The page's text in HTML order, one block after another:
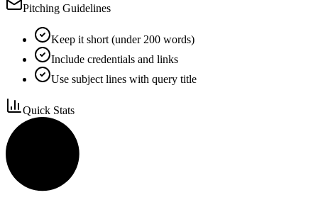
Pitching Guidelines
Keep it short (under 200 words)
Include credentials and links
Use subject lines with query title
Quick Stats